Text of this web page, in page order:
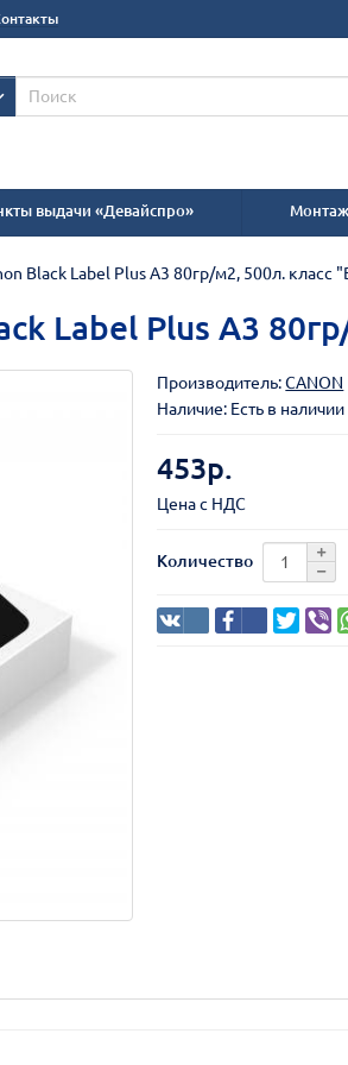
выдачи «Девайспро»
Black Label Plus А3 80гр/м2, 500л. класс
Label Plus А3
Производитель:CANON
Наличие: Есть в наличии
453р.
Цена с НДС
Количество